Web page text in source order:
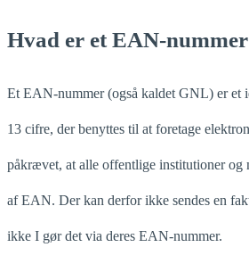
Hvad er et EAN-
Et EAN-nummer (også kaldet GNL) er et
13 cifre, der benyttes til at foretage
påkrævet, at alle offentlige institutioner og
af EAN. Der kan derfor ikke sendes en
ikke I gør det via deres EAN-nummer.